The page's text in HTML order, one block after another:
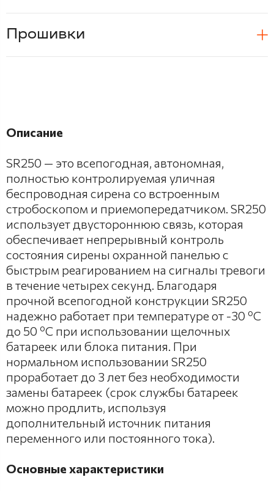
Прошивки
Описание
SR250 — это всепогодная, автономная,
полностью контролируемая уличная
беспроводная сирена со встроенным
стробоскопом и приемопередатчиком. SR250
использует двустороннюю связь, которая
обеспечивает непрерывный контроль
состояния сирены охранной панелью с
быстрым реагированием на сигналы тревоги
в течение четырех секунд. Благодаря
прочной всепогодной конструкции SR250
надежно работает при температуре от -30 ºC
до 50 ºC при использовании щелочных
батареек или блока питания. При
нормальном использовании SR250
проработает до 3 лет без необходимости
замены батареек (срок службы батареек
можно продлить, используя
дополнительный источник питания
переменного или постоянного тока).
Основные характеристики